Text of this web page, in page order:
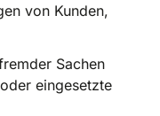
von Kunden,
Sachen
eingesetzte